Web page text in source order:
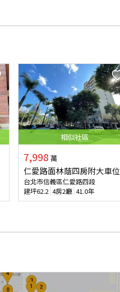
相似社區
7,998 萬
仁愛路面林蔭四房附大車位
台北市信義區仁愛路四段
建坪62.2 4房2廳 41.0年